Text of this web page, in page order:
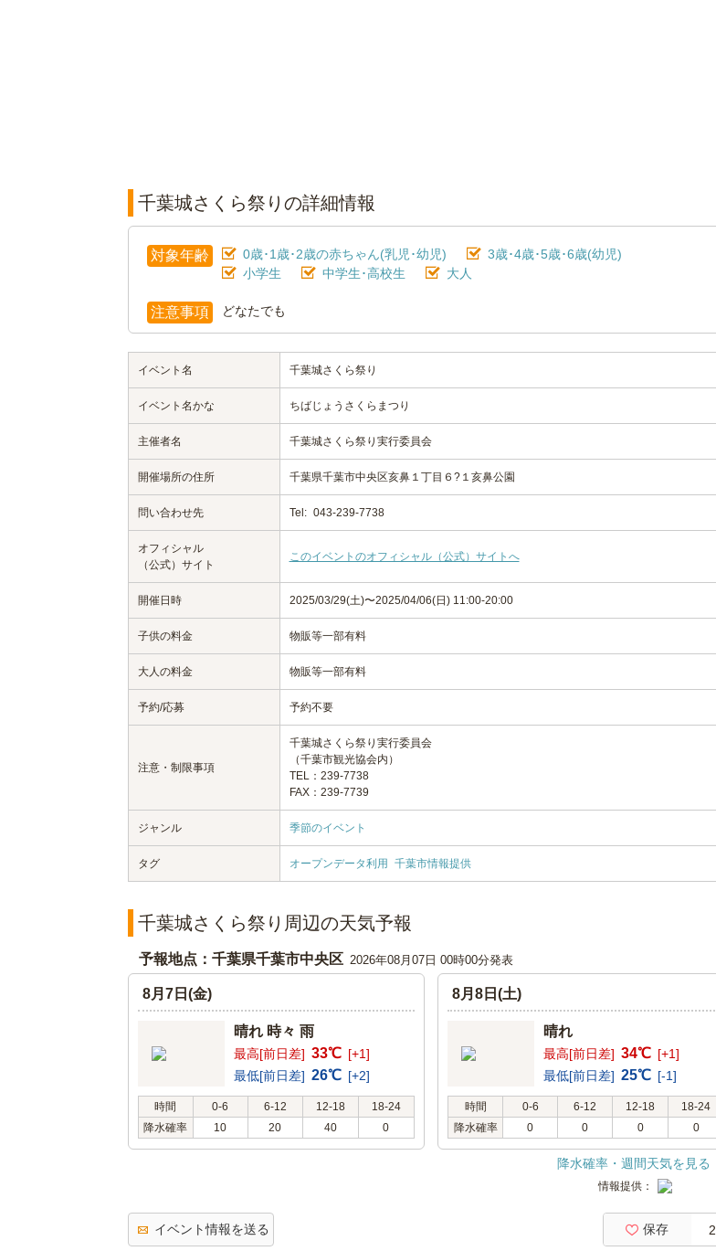
千葉城さくら祭りの詳細情報
対象年齢 0歳･1歳･2歳の赤ちゃん(乳児･幼児)
3歳･4歳･5歳･6歳(幼児)
小学生
中学生･高校生 大人
注意事項 どなたでも
イベント名 千葉城さくら祭り
イベント名かな ちばじょうさくらまつり
主催者名 千葉城さくら祭り実行委員会
開催場所の住所 千葉県千葉市中央区亥鼻１丁目６?１亥鼻公園
問い合わせ先 Tel: 043-239-7738
オフィシャル
（公式）サイト
このイベントのオフィシャル（公式）サイトへ
開催日時 2025/03/29(土)〜2025/04/06(日) 11:00-20:00
子供の料金 物販等一部有料
大人の料金 物販等一部有料
予約/応募 予約不要
注意・制限事項
千葉城さくら祭り実行委員会
（千葉市観光協会内）
TEL：239-7738
FAX：239-7739
ジャンル 季節のイベント
タグ オープンデータ利用 千葉市情報提供
千葉城さくら祭り周辺の天気予報
予報地点：千葉県千葉市中央区 2026年08月07日 00時00分発表
8月7日(金)
晴れ 時々 雨
最高[前日差] 33℃ [+1]
最低[前日差] 26℃ [+2]
時間 0-6 6-12 12-18
18-24
降水確率
10 20 40 0
8月8日(土)
晴れ
最高[前日差] 34℃ [+1]
最低[前日差] 25℃ [-1]
時間 0-6 6-12 12-18
18-24
降水確率
0 0 0 0
降水確率・週間天気を見る
情報提供：
イベント情報を送る 保存 2